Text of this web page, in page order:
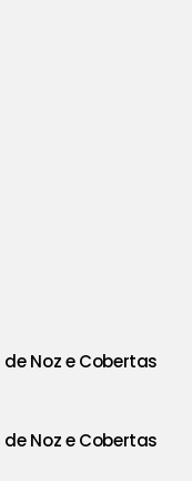
Noz e Cobertas
Noz e Cobertas